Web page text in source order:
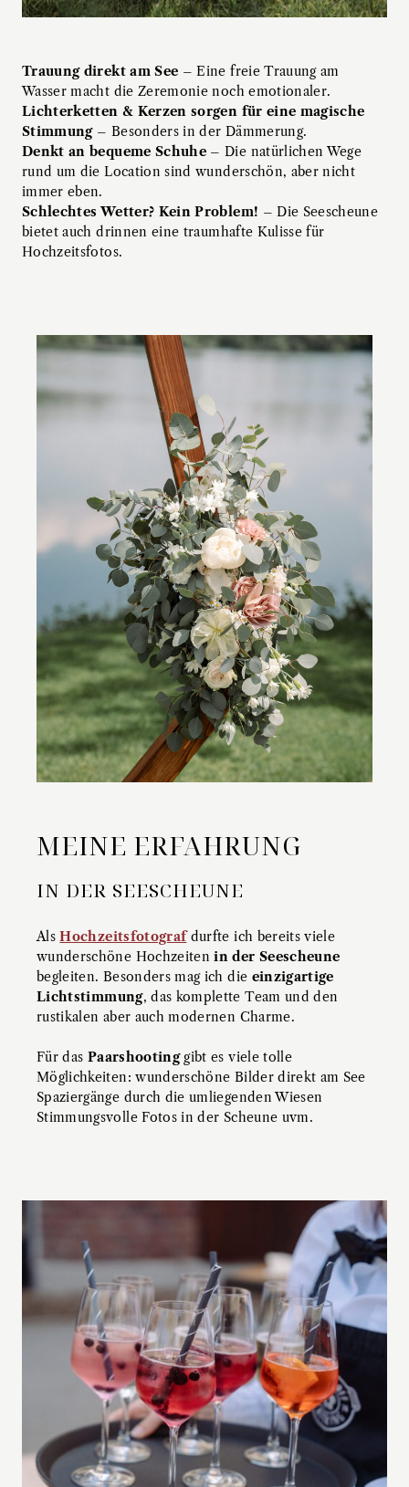
Trauung direkt am See – Eine freie Trauung am
Wasser macht die Zeremonie noch emotionaler.
Lichterketten & Kerzen sorgen für eine magische
Stimmung– Besonders in der Dämmerung.
Denkt an bequeme Schuhe – Die natürlichen Wege
rund um die Location sind wunderschön, aber nicht
immer eben.
Schlechtes Wetter? Kein Problem! – Die Seescheune
bietet auch drinnen eine traumhafte Kulisse für
Hochzeitsfotos.
MEINE ERFAHRUNG
IN DER SEESCHEUNE
AlsHochzeitsfotografdurfte ich bereits viele
wunderschöne Hochzeitenin der Seescheune
begleiten. Besonders mag ich die einzigartige
Lichtstimmung, das komplette Team und den
rustikalen aber auch modernen Charme.
Für das Paarshootinggibt es viele tolle
Möglichkeiten: wunderschöne Bilder direkt am See
Spaziergänge durch die umliegenden Wiesen
Stimmungsvolle Fotos in der Scheune uvm.